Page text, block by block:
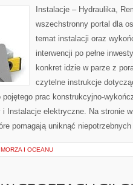
Instalacje – Hydraulika,
wszechstronny portal dla
temat instalacji oraz
interwencji po pełne
konkret idzie w parze z
czytelne instrukcje
prac konstrukcyjno-
i Instalacje elektryczne. Na stronie
pomagają uniknąć
I OCEANU